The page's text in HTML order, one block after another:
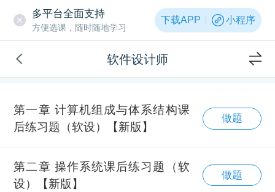
多平台全面支持
方便选课，随时随地学习
下载APP 小程序
软件设计师
第一章 计算机组成与体系结构课
后练习题（软设）【新版】
做题
第二章 操作系统课后练习题（软
设）【新版】
做题